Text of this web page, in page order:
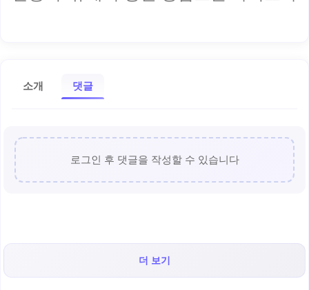
소개 댓글
로그인 후 댓글을 작성할 수 있습니다
더 보기